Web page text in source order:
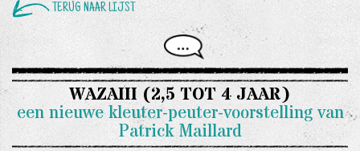
TERUG NAAR LIJST
WAZAIII (2,5 TOT 4 JAAR)
een nieuwe kleuter-peuter-voorstelling van
Patrick Maillard